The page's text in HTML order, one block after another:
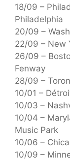
18/09 –
Philadelphia
20/09 –
22/09 – New
26/09 –
Fenway
28/09 –
10/01 –
10/03 –
10/04 –
Music Park
10/06 –
10/09 –